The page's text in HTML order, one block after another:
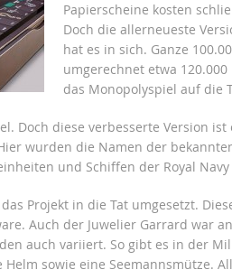
Papierscheine kosten
Doch die allerneueste
hat es in sich. Ganze
umgerechnet etwa
das Monopolyspiel auf die
Doch diese verbesserte Version
wurden die Namen der
und Schiffen der Royal
Projekt in die Tat umgesetzt.
Auch der Juwelier Garrard war
auch variiert. So gibt es in der
sowie eine Seemannsmütze.